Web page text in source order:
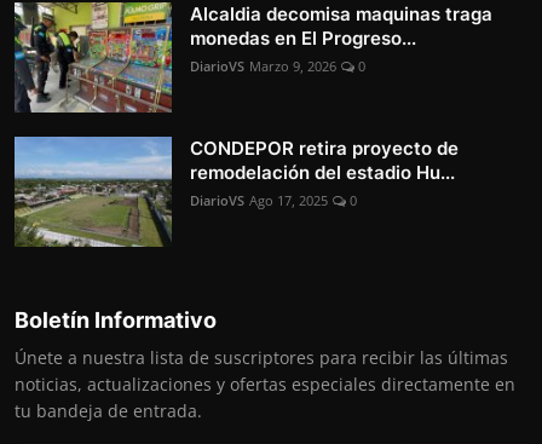
Alcaldia decomisa maquinas traga
monedas en El Progreso...
DiarioVS Marzo 9, 2026 0
CONDEPOR retira proyecto de
remodelación del estadio Hu...
DiarioVS Ago 17, 2025 0
Boletín Informativo
Únete a nuestra lista de suscriptores para recibir las últimas
noticias, actualizaciones y ofertas especiales directamente en
tu bandeja de entrada.